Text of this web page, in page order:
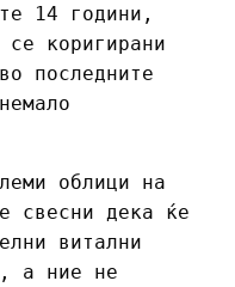
14 години,
се коригирани
последните
облици на
свесни дека ќе
витални
а ние не